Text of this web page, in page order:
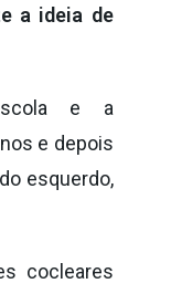
a ideia de
e a
e depois
esquerdo,
cocleares